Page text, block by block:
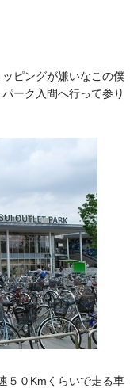
ピングが嫌いなこの僕
ーク入間へ行って参り
５０Kmくらいで走る車